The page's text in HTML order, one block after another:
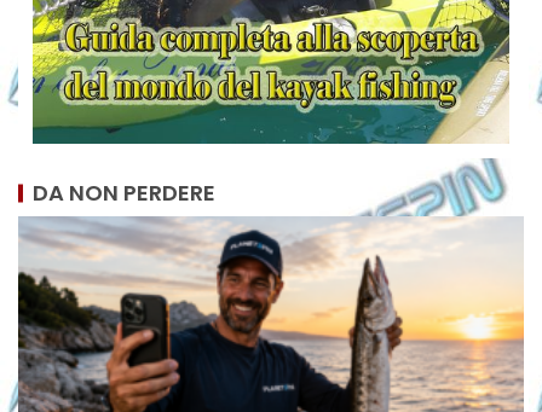
DA NON PERDERE